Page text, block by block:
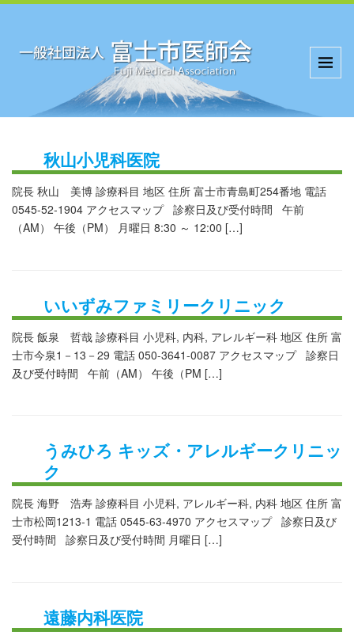
秋山小児科医院
院長 秋山 美博 診療科目 地区 住所 富士市青島町254番地 電話
0545-52-1904 アクセスマップ 診察日及び受付時間 午前
（AM） 午後（PM） 月曜日 8:30 ～ 12:00 […]
いいずみファミリークリニック
院長 飯泉 哲哉 診療科目 小児科, 内科, アレルギー科 地区 住所 富
士市今泉1－13－29 電話 050-3641-0087 アクセスマップ 診察日
及び受付時間 午前（AM） 午後（PM […]
うみひろ キッズ・アレルギークリニッ
ク
院長 海野 浩寿 診療科目 小児科, アレルギー科, 内科 地区 住所 富
士市松岡1213-1 電話 0545-63-4970 アクセスマップ 診察日及び
受付時間 診察日及び受付時間 月曜日 […]
遠藤内科医院